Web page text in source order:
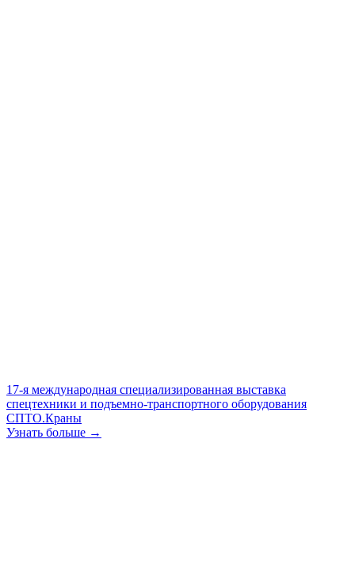
17-я международная специализированная выставка
спецтехники и подъемно-транспортного оборудования
СПТО.Краны
Узнать больше →